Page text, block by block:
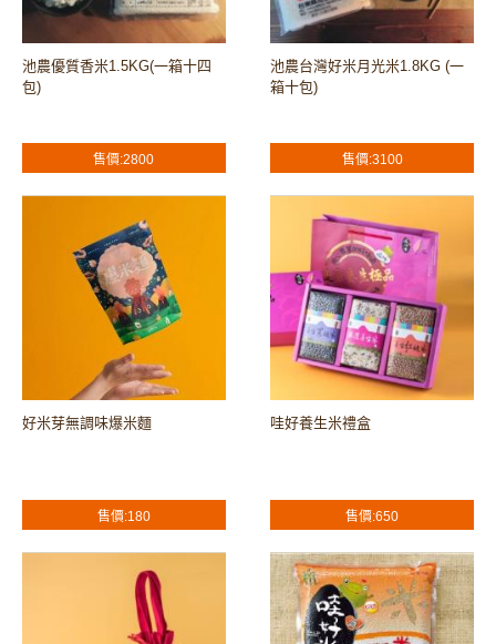
池農優質香米1.5KG(一箱十四
包)
售價:2800
池農台灣好米月光米1.8KG (一
箱十包)
售價:3100
好米芽無調味爆米麵
售價:180
哇好養生米禮盒
售價:650